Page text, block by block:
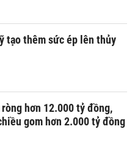
tạo thêm sức ép lên thủy
hơn 12.000 tỷ đồng,
gom hơn 2.000 tỷ đồng